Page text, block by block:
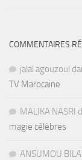
COMMENTAIRES
jalal agouzoul
TV Marocaine
MALIKA NASRI
magie célèbres
ANSUMOU